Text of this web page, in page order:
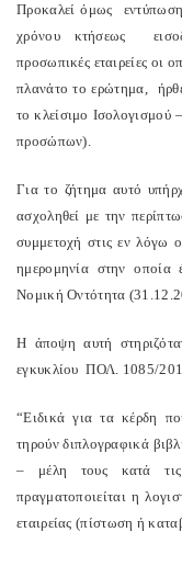
Προκαλεί όμως
χρόνου κτήσεως
προσωπικές εταιρείες οι
πλανάτο το ερώτημα,
το κλείσιμο
προσώπων).
Για το ζήτημα αυτό
ασχοληθεί με την
συμμετοχή στις εν λόγω
ημερομηνία στην οποία
Νομική Οντότητα
Η άποψη αυτή
εγκυκλίου ΠΟΛ. 1085/
“Ειδικά για τα κέρδη
τηρούν διπλογραφικά
– μέλη τους κατά
πραγματοποιείται η
εταιρείας (πίστωση ή